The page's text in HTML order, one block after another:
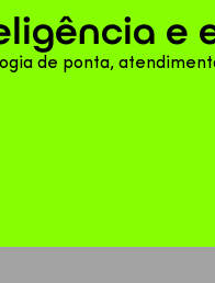
e
de ponta,